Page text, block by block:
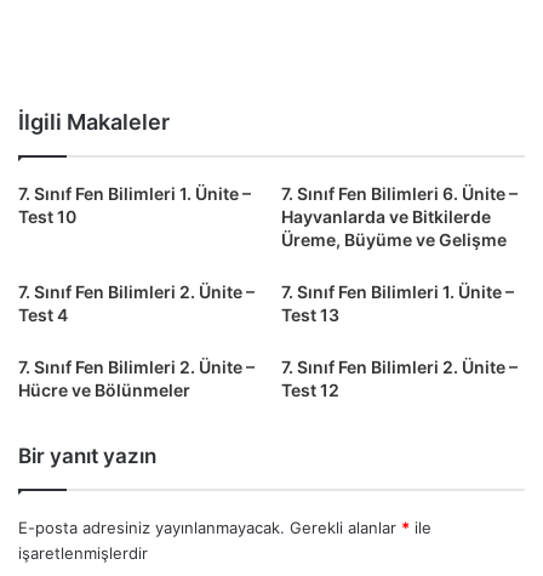
İlgili Makaleler
7. Sınıf Fen Bilimleri 1. Ünite –
Test 10
7. Sınıf Fen Bilimleri 6. Ünite –
Hayvanlarda ve Bitkilerde
Üreme, Büyüme ve Gelişme
7. Sınıf Fen Bilimleri 2. Ünite –
Test 4
7. Sınıf Fen Bilimleri 1. Ünite –
Test 13
7. Sınıf Fen Bilimleri 2. Ünite –
Hücre ve Bölünmeler
7. Sınıf Fen Bilimleri 2. Ünite –
Test 12
Bir yanıt yazın
E-posta adresiniz yayınlanmayacak. Gerekli alanlar * ile
işaretlenmişlerdir